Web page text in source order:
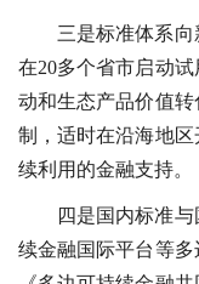
三是标准体系
在20多个省市启动
动和生态产品价值
制，适时在沿海地
续利用的金融支持。
四是国内标准
续金融国际平台等